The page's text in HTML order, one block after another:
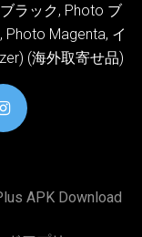
ラック, Photo ブ
Photo Magenta, イ
(海外取寄せ品)
APK Download